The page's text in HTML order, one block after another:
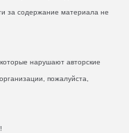
за содержание материала не
нарушают авторские
пожалуйста,